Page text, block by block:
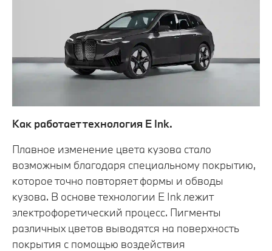
Как работает технология E Ink.
Плавное изменение цвета кузова стало
возможным благодаря специальному покрытию,
которое точно повторяет формы и обводы
кузова. В основе технологии E Ink лежит
электрофоретический процесс. Пигменты
различных цветов выводятся на поверхность
покрытия с помощью воздействия